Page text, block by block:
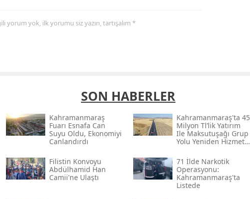
yorum yok, ilk yorumu siz yazın, tartışalım *
SON HABERLER
Kahramanmaraş
Fuarı Esnafa Can
Suyu Oldu, Ekonomiyi
Canlandırdı
Kahramanmaraş'ta 45
Milyon Tl’lik Yatırım
Ile Maksutuşağı Grup
Yolu Yeniden Hizmete
Filistin Konvoyu
Abdülhamid Han
Camii'ne Ulaştı
71 İlde Narkotik
Operasyonu:
Kahramanmaraş'ta
Listede